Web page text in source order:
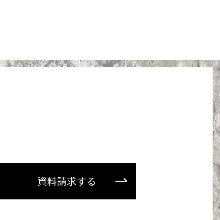
資料請求する